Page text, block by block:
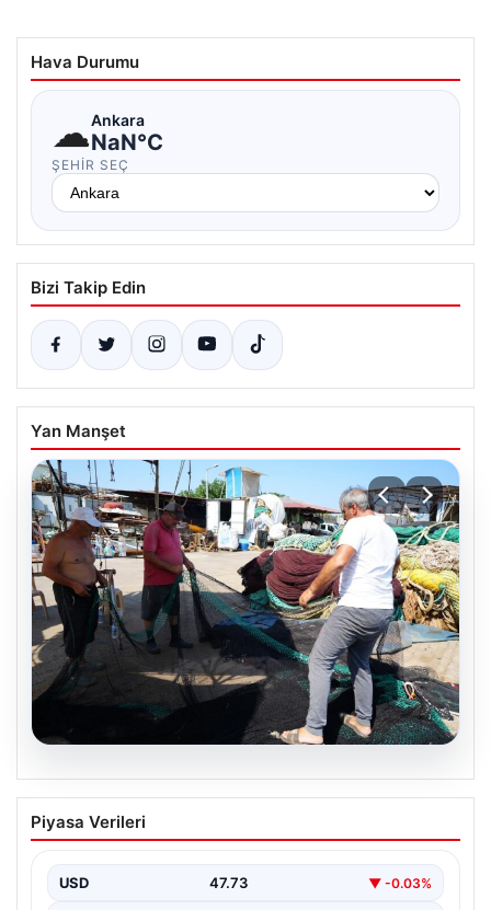
Hava Durumu
☁Ankara
NaN°C
ŞEHIR SEÇ
Bizi Takip Edin
Yan Manşet
08.08.2026
Yeni sezon 1 Eylül’de başlıyor. “4 aydır
hazırlanıyoruz, işaretler iyi”
Piyasa Verileri
USD 47.73 ▼ -0.03%